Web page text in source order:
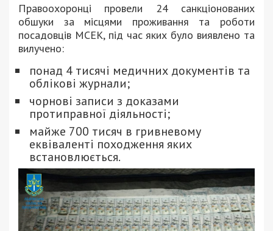
Правоохоронці провели 24 санкціонованих
обшуки за місцями проживання та роботи
посадовців МСЕК, під час яких було виявлено та
вилучено:
понад 4 тисячі медичних документів та
облікові журнали;
чорнові записи з доказами
протиправної діяльності;
майже 700 тисяч в гривневому
еквіваленті походження яких
встановлюється.